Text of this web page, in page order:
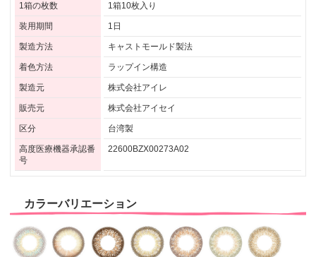
1箱の枚数 1箱10枚入り
装用期間 1日
製造方法 キャストモールド製法
着色方法 ラップイン構造
製造元 株式会社アイレ
販売元 株式会社アイセイ
区分 台湾製
高度医療機器承認番
号
22600BZX00273A02
カラーバリエーション